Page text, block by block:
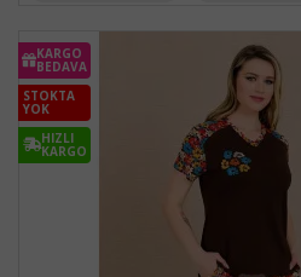
KARGO
BEDAVA
STOKTA
YOK
HIZLI
KARGO